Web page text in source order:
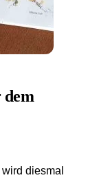
dem
diesmal